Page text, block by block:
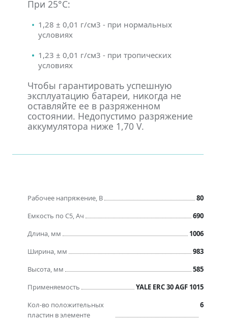
При 25°С:
1,28 ± 0,01 г/см3 - при нормальных
условиях
1,23 ± 0,01 г/см3 - при тропических
условиях
Чтобы гарантировать успешную
эксплуатацию батареи, никогда не
оставляйте ее в разряженном
состоянии. Недопустимо разряжение
аккумулятора ниже 1,70 V.
Рабочее напряжение, В
80
Емкость по C5, Ач
690
Длина, мм
1006
Ширина, мм
983
Высота, мм
585
Применяемость
YALE ERC 30 AGF 1015
Кол-во положительных
пластин в элементе
6